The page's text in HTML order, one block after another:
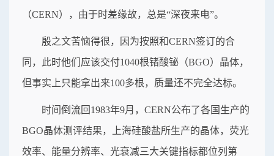
（CERN），由于时差缘故，总是“深夜来电”。
殷之文苦恼得很，因为按照和CERN签订的合
同，此时他们应该交付1040根锗酸铋（BGO）晶体，
但事实上只能拿出来100多根，质量还不完全达标。
时间倒流回1983年9月，CERN公布了各国生产的
BGO晶体测评结果，上海硅酸盐所生产的晶体，荧光
效率、能量分辨率、光衰减三大关键指标都位列第